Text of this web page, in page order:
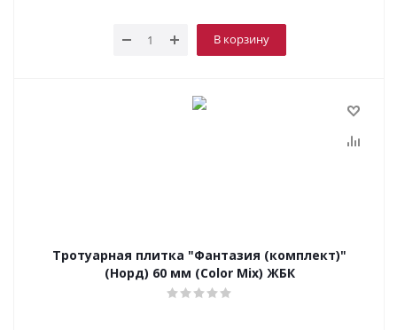
В корзину
Тротуарная плитка "Фантазия (комплект)"
(Норд) 60 мм (Color Mix) ЖБК